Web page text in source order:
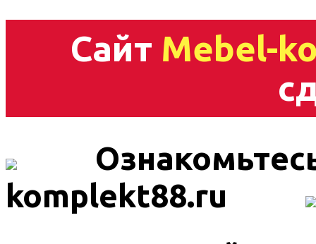
Сайт Mebel-
komplekt88.ru